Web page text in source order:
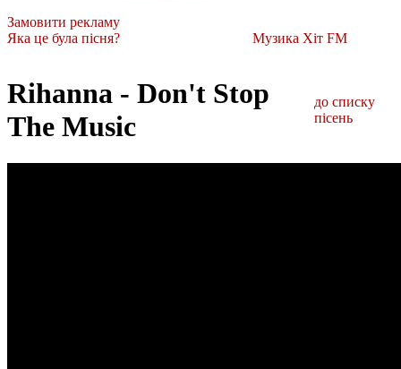
Замовити рекламу
Яка це була пісня?
Музика Хіт FM
Rihanna - Don't Stop
The Music
до списку
пісень